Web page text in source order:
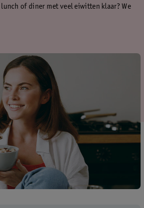
of diner met veel eiwitten klaar? We